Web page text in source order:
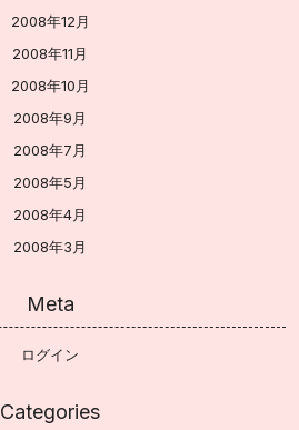
2008年12月
2008年11月
2008年10月
2008年9月
2008年7月
2008年5月
2008年4月
2008年3月
Meta
ログイン
Categories